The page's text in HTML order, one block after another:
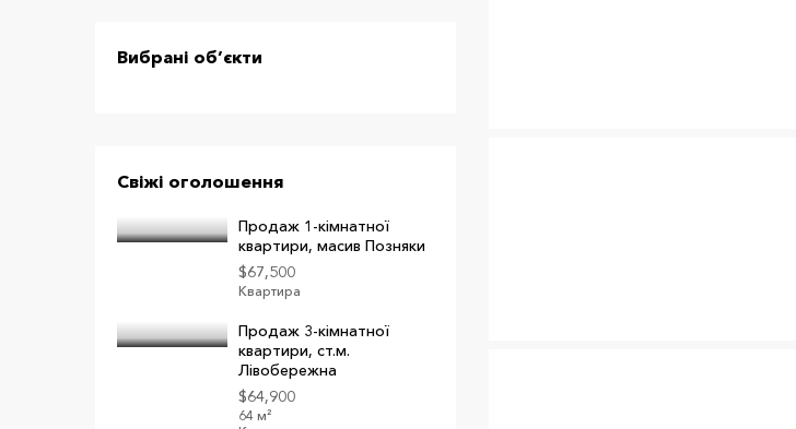
Вибрані об’єкти
Свіжі оголошення
Продаж 1-кімнатної
квартири, масив Позняки
$67,500
Квартира
Продаж 3-кімнатної
квартири, ст.м.
Лівобережна
$64,900
64 м²